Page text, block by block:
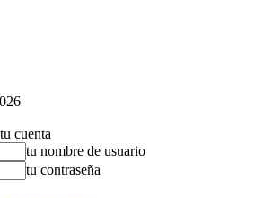
cuenta
tu nombre de usuario
tu contraseña